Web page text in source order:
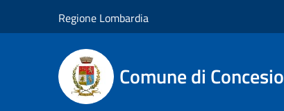
Regione Lombardia
Comune di Concesio